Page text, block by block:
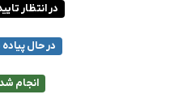
در انتظار
در حال پیاده
انجام شده